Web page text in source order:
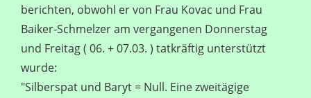
berichten, obwohl er von Frau Kovac und Frau
Baiker-Schmelzer am vergangenen Donnerstag
und Freitag ( 06. + 07.03. ) tatkräftig unterstützt
wurde:
"Silberspat und Baryt = Null. Eine zweitägige